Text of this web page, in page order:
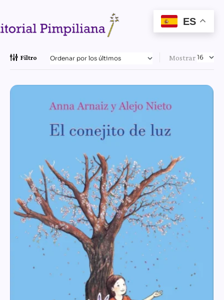
Filtro Mostrar
ES